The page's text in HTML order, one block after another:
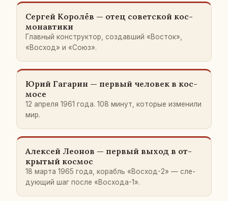
Сергей Ко­ро­лёв — отец со­вет­ской кос­
мо­нав­ти­ки
Глав­ный кон­струк­тор, со­здав­ший «Восток»,
«Восход» и «Союз».
Юрий Га­га­рин — первый че­ло­век в кос­
мо­се
12 апреля 1961 года. 108 минут, ко­то­рые из­ме­ни­ли
мир.
Алек­сей Леонов — первый выход в от­
кры­тый космос
18 марта 1965 года, ко­рабль «Восход-2» — сле­
ду­ю­щий шаг после «Вос­хо­да-1».